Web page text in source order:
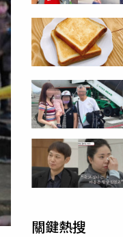
關鍵熱搜